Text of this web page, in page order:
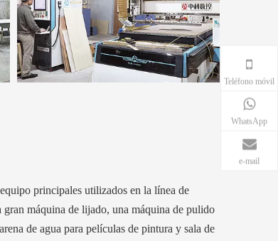
principales utilizados en la línea de
máquina de lijado, una máquina de pulido
de agua para películas de pintura y sala de
Teléfono móvil
WhatsApp
e-mail